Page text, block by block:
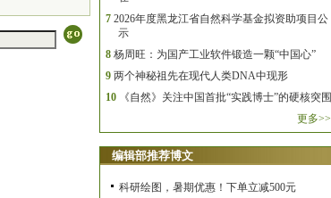
7 2026年度黑龙江省自然科学基金拟资助项目公
示
8 杨周旺：为国产工业软件锻造一颗“中国心”
9 两个神秘祖先在现代人类DNA中现形
10
《自然》关注中国首批“实践博士”的硬核突围
更多>>
编辑部推荐博文
科研绘图，暑期优惠！下单立减500元